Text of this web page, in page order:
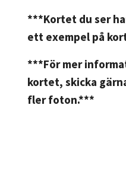
***Kortet du ser
ett exempel på
***För mer
kortet, skicka
fler foton.***